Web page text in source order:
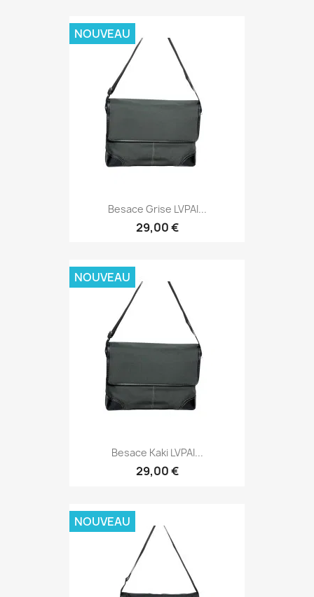
Besace Grise LVPAI...
29,00 €
NOUVEAU
Besace Kaki LVPAI...
29,00 €
NOUVEAU
NOUVEAU